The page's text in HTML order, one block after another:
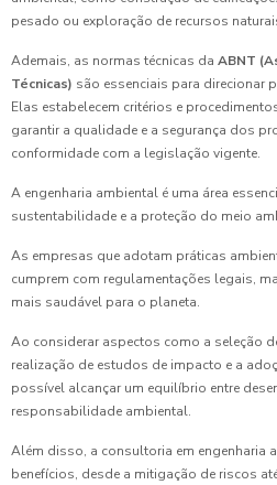
pesado ou exploração de recursos
Ademais, as normas técnicas da ABNT
Técnicas) são essenciais para direcionar
Elas estabelecem critérios e
garantir a qualidade e a segurança dos
conformidade com a legislação vigente.
A engenharia ambiental é uma área
sustentabilidade e a proteção do meio
As empresas que adotam práticas
cumprem com regulamentações legais,
mais saudável para o planeta.
Ao considerar aspectos como a seleção
realização de estudos de impacto e a
possível alcançar um equilíbrio entre
responsabilidade ambiental.
Além disso, a consultoria em engenharia
benefícios, desde a mitigação de riscos